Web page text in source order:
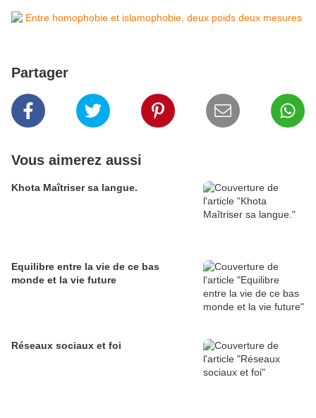
Partager
Vous aimerez aussi
Khota Maîtriser sa langue.
Equilibre entre la vie de ce bas
monde et la vie future
Réseaux sociaux et foi